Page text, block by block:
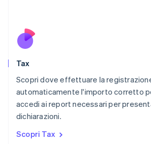
Tax
Scopri dove effettuare la
automaticamente l'importo corretto
accedi ai report necessari per
dichiarazioni.
Scopri Tax
English
Paesi Bassi
English
Portogallo
RAS di Hong Kong, Cina
English简体中文
Regno Unito
English